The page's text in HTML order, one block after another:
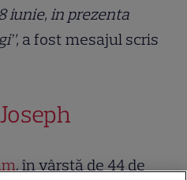
iunie, in prezenta
a fost mesajul scris
, în vârstă de 44 de